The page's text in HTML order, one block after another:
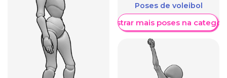
Poses de voleibol
Mostrar mais poses na